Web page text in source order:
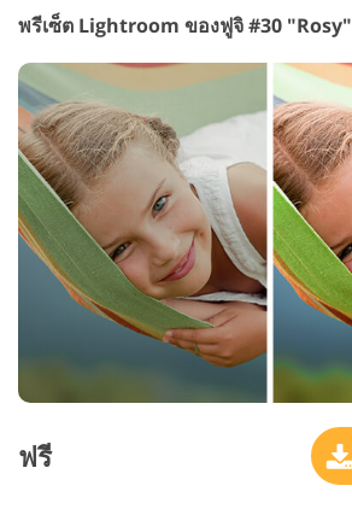
พรีเซ็ต Lightroom ของฟูจิ #30 "Rosy"
ฟรี